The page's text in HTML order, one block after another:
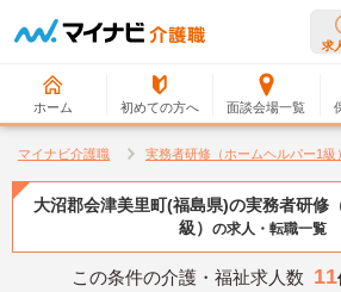
求
ホーム 初めての方へ 面談会場一覧
マイナビ介護職 実務者研修（ホームヘルパー1級）
大沼郡会津美里町(福島県)の実務者研修
級） の求人・転職一覧
この条件の介護・福祉求人数 11